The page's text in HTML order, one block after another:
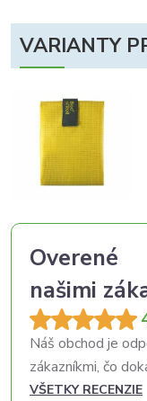
VARIANTY
Overené
našimi
Náš obchod je
zákazníkmi, čo
VŠETKY RECENZIE